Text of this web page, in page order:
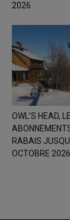
2026
OWL’S HEAD,
RABAIS
OCTOBRE 2026.